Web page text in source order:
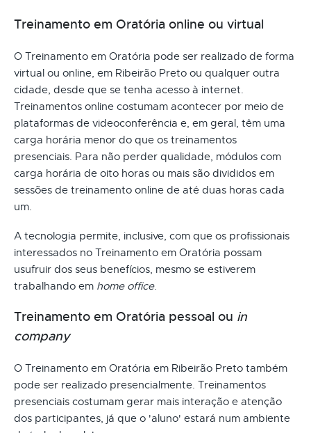
Treinamento em Oratória online ou virtual
O Treinamento em Oratória pode ser realizado de forma
virtual ou online, em Ribeirão Preto ou qualquer outra
cidade, desde que se tenha acesso à internet.
Treinamentos online costumam acontecer por meio de
plataformas de videoconferência e, em geral, têm uma
carga horária menor do que os treinamentos
presenciais. Para não perder qualidade, módulos com
carga horária de oito horas ou mais são divididos em
sessões de treinamento online de até duas horas cada
um.
A tecnologia permite, inclusive, com que os profissionais
interessados no Treinamento em Oratória possam
usufruir dos seus benefícios, mesmo se estiverem
trabalhando em home office.
Treinamento em Oratória pessoal ou in
company
O Treinamento em Oratória em Ribeirão Preto também
pode ser realizado presencialmente. Treinamentos
presenciais costumam gerar mais interação e atenção
dos participantes, já que o 'aluno' estará num ambiente